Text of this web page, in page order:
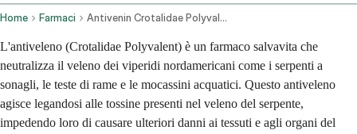
Home Farmaci Antivenin Crotalidae Polyvalent Injection Route
L'antiveleno (Crotalidae Polyvalent) è un farmaco salvavita che
neutralizza il veleno dei viperidi nordamericani come i serpenti a
sonagli, le teste di rame e le mocassini acquatici. Questo antiveleno
agisce legandosi alle tossine presenti nel veleno del serpente,
impedendo loro di causare ulteriori danni ai tessuti e agli organi del